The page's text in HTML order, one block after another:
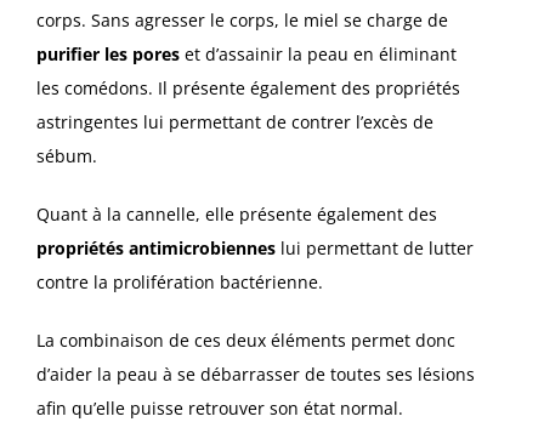
corps. Sans agresser le corps, le miel se charge de
purifier les pores et d’assainir la peau en éliminant
les comédons. Il présente également des propriétés
astringentes lui permettant de contrer l’excès de
sébum.
Quant à la cannelle, elle présente également des
propriétés antimicrobiennes lui permettant de lutter
contre la prolifération bactérienne.
La combinaison de ces deux éléments permet donc
d’aider la peau à se débarrasser de toutes ses lésions
afin qu’elle puisse retrouver son état normal.